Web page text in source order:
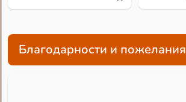
Благодарности и пожелания